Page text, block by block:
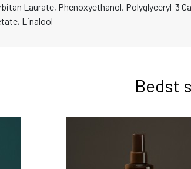
Laurate, Phenoxyethanol, Polyglyceryl-3
Linalool
Bedst